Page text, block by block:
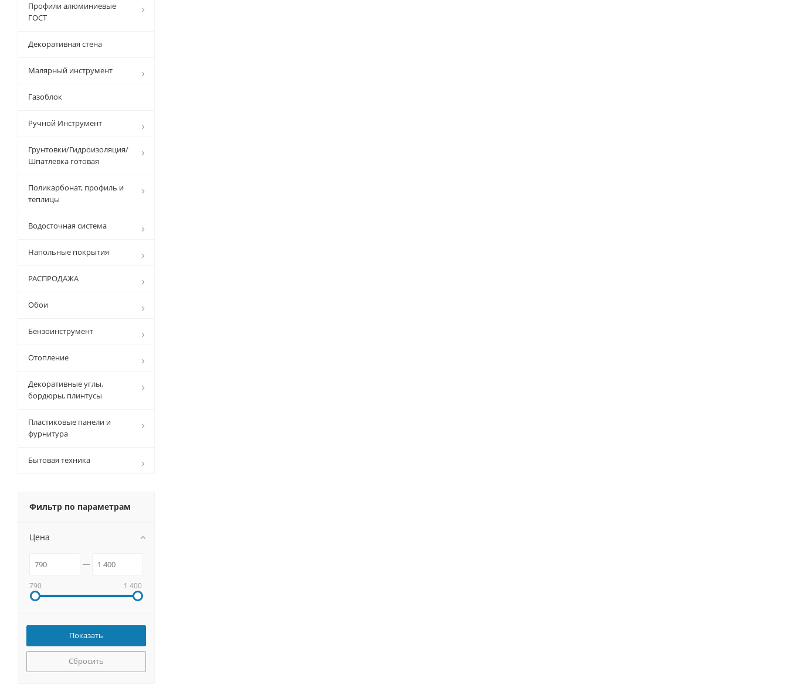
Профили алюминиевые
ГОСТ
Декоративная стена
Малярный инструмент
Газоблок
Ручной Инструмент
Грунтовки/Гидроизоляция/
Шпатлевка готовая
Поликарбонат, профиль и
теплицы
Водосточная система
Напольные покрытия
РАСПРОДАЖА
Обои
Бензоинструмент
Отопление
Декоративные углы,
бордюры, плинтусы
Пластиковые панели и
фурнитура
Бытовая техника
Фильтр по параметрам
Цена
790 1 400
Сбросить